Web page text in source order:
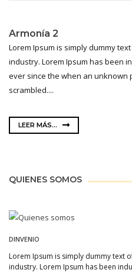
Armonía 2
Lorem Ipsum is simply dummy
industry. Lorem Ipsum has been
ever since the when an unknown
scrambled....
LEER MÁS...
QUIENES SOMOS
DINVENIO
Lorem Ipsum is simply dummy text
industry. Lorem Ipsum has been